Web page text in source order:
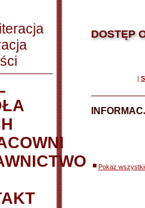
DOSTĘP
|
Pokaż